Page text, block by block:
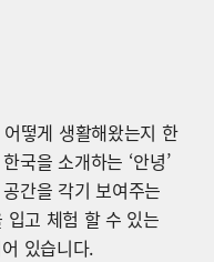
떻게 생활해왔는지 한
국을 소개하는 ‘안녕’
간을 각기 보여주는
입고 체험 할 수 있는
있습니다.